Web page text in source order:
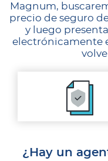
Magnum,
precio de seguro
y luego
electrónicamente
¿Hay un